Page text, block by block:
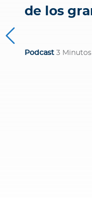
de los
Podcast 3 Minutos